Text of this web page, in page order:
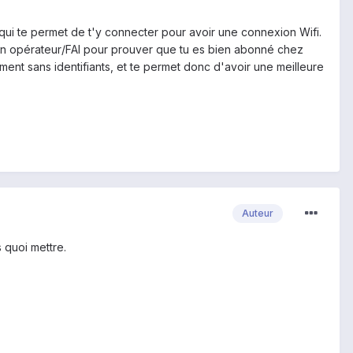
te permet de t'y connecter pour avoir une connexion Wifi.
opérateur/FAI pour prouver que tu es bien abonné chez
sans identifiants, et te permet donc d'avoir une meilleure
Auteur
quoi mettre.